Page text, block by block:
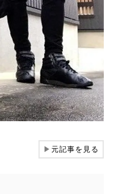
▶元記事を見る